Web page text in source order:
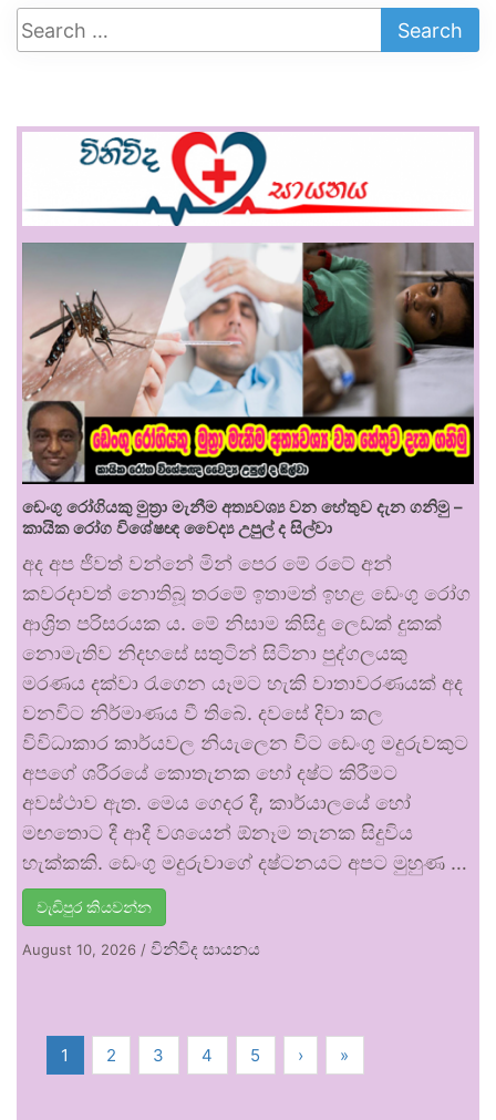
ඩෙංගු රෝගියකු ⁣මුත්‍රා මැනීම අත්‍යවශ්‍ය වන හේතුව දැන ගනිමු –
කායික රෝග විශේෂඥ වෛද්‍ය උපුල් ද සිල්වා
අද අප ජීවත් වන්නේ මින් පෙර මේ රටේ අන්
කවරදාවත් නොතිබූ තරමේ ඉතාමත් ඉහළ ඩෙංගු රෝග
ආශ්‍රිත පරිසරයක ය. මේ නිසාම කිසිදු ලෙඩක් දුකක්
නොමැතිව නිදහසේ සතුටින් සිටිනා පුද්ගලයකු
මරණය දක්වා රැගෙන යෑමට හැකි වාතාවරණයක් අද
වනවිට නිර්මාණය වී තිබේ. දවසේ දිවා කල
විවිධාකාර කාර්යවල නියැලෙන විට ඩෙංගු මදුරුවකුට
අපගේ ශරීරයේ කොතැනක හෝ දෂ්ට කිරීමට
අවස්ථාව ඇත. මෙය ගෙදර දී, කාර්යාලයේ හෝ
මඟතොට දී ආදී වශයෙන් ඕනෑම තැනක සිදුවිය
හැක්කකි. ඩෙංගු මදුරුවාගේ දෂ්ටනයට අපට මුහුණ …
වැඩිපුර කියවන්න
August 10, 2026 / විනිවිද සායනය
1 2 3 4 5 › »